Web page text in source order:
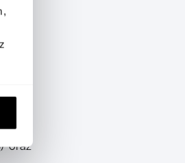
na
NB
oraz